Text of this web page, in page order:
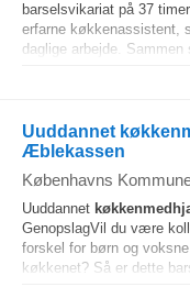
barselsvikariat på 37
erfarne køkkenassistent,
daglige arbejde. Sammen
Uuddannet
Æblekassen
Københavns
Uuddannet
GenopslagVil du være
forskel for børn og
køkkenet? Så er dette